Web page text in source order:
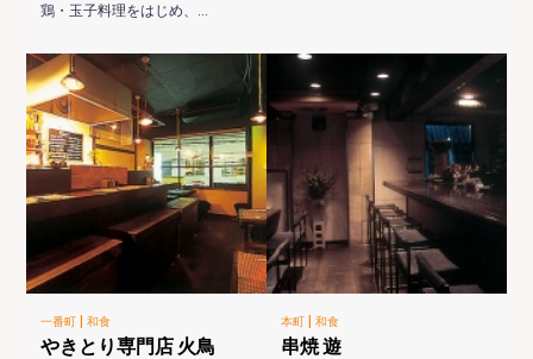
鶏・玉子料理をはじめ、…
一番町 |和食
やきとり専門店 火鳥
本町 | 和食
串焼 遊